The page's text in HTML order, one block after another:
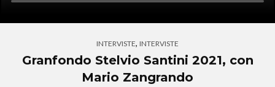
INTERVISTE, INTERVISTE
Granfondo Stelvio Santini 2021, con
Mario Zangrando